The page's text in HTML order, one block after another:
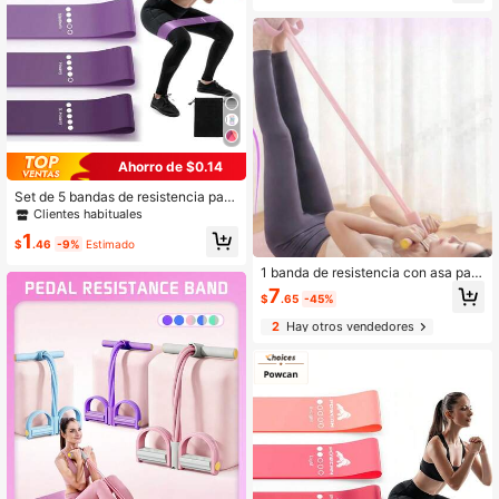
Ahorro de $0.14
Set de 5 bandas de resistencia para
entrenamiento de recuperación, mo
accesorios de gimnasio
Clientes habituales
$1 .46 -9% Estimado
ento de pesas y fitness
1 banda de resistencia con asa para
el pedal
$7.65 -45%
2Hay otros vendedores